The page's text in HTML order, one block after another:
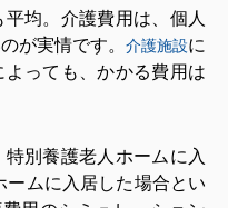
均。介護費用は、個人
が実情です。 介護施設に
っても、かかる費用は
別養護老人ホームに入
ームに入居した場合とい